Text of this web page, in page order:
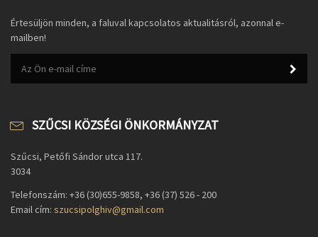
Értesüljön minden, a faluval kapcsolatos aktualitásról, azonnal e-
mailben!
SZŰCSI KÖZSÉGI ÖNKORMÁNYZAT
Szűcsi, Petőfi Sándor utca 117.
3034
Telefonszám: +36 (30)655-9858, +36 (37) 526 - 200
Email cím: szucsipolghiv@gmail.com